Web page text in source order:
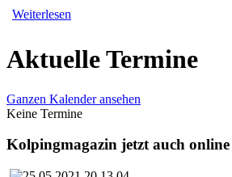
Weiterlesen
Aktuelle Termine
Ganzen Kalender ansehen
Keine Termine
Kolpingmagazin jetzt auch online